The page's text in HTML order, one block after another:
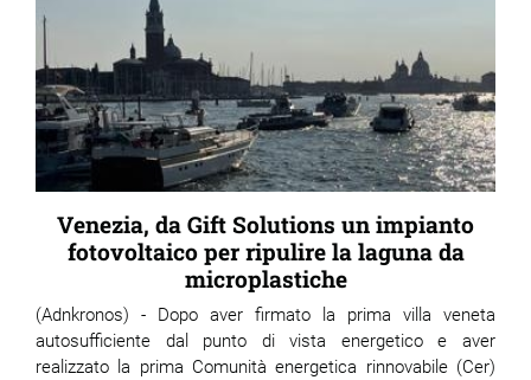
Venezia, da Gift Solutions un impianto
fotovoltaico per ripulire la laguna da
microplastiche
(Adnkronos) - Dopo aver firmato la prima villa veneta
autosufficiente dal punto di vista energetico e aver
realizzato la prima Comunità energetica rinnovabile (Cer)